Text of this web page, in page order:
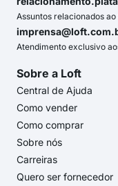
Assuntos relacionados ao
Atendimento exclusivo
Sobre a Loft
Central de Ajuda
Como vender
Como comprar
Sobre nós
Carreiras
Quero ser fornecedor